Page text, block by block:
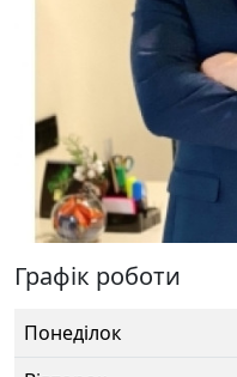
Графік роботи
Понеділок